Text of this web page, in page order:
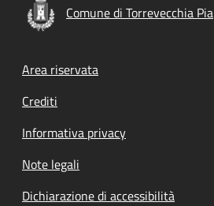
Comune di Torrevecchia Pia
Footer menu
Area riservata
Crediti
Informativa privacy
Note legali
Dichiarazione di accessibilità